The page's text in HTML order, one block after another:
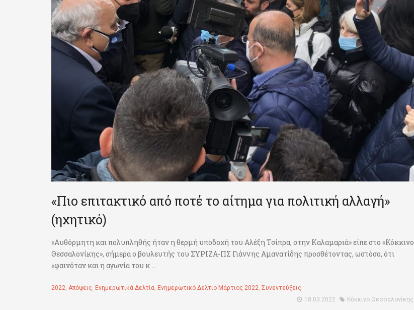
«Πιο επιτακτικό από ποτέ το αίτημα για πολιτική αλλαγή»
(ηχητικό)
«Αυθόρμητη και πολυπληθής ήταν η θερμή υποδοχή του Αλέξη Τσίπρα, στην Καλαμαριά» είπε στο «Κόκκινο
Θεσσαλονίκης», σήμερα ο βουλευτής του ΣΥΡΙΖΑ-ΠΣ Γιάννης Αμανατίδης προσθέτοντας, ωστόσο, ότι
«φαινόταν και η αγωνία του κ ...
2022, Απόψεις, Ενημερωτικά Δελτία, Ενημερωτικό Δελτίο Μάρτιος 2022, Συνεντεύξεις
18.03.2022
Κόκκινο Θεσσαλονίκης